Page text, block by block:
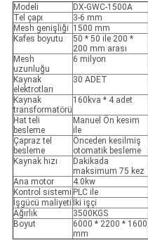
Modeli DX-GWC-1500A
Tel çapı
3-6 mm
Mesh genişliği 1500 mm
Kafes boyutu
50 * 50 ile 200 *
200 mm arası
Mesh
uzunluğu
6 milyon
Kaynak
elektrotları
30 ADET
Kaynak
transformatörü
160kva * 4 adet
Hat teli
besleme
Manuel Ön kesim
ile
Çapraz tel
besleme
Önceden kesilmiş
otomatik besleme
Kaynak hızı
Dakikada
maksimum 75 kez
Ana motor
4.0kw
Kontrol sistemi PLC ile
İşgücü maliyeti İki işçi
Ağırlık
3500KGS
Boyut
6000 * 2200 * 1600
mm